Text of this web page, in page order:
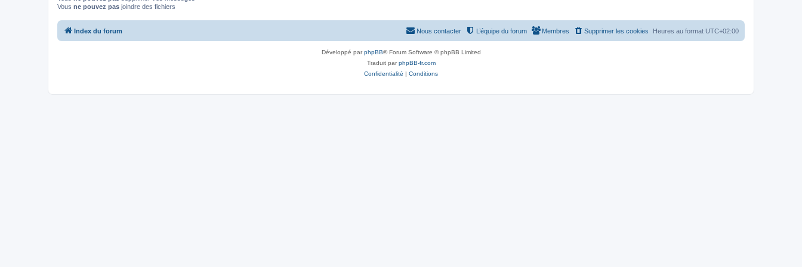
Vous ne pouvez pas joindre des fichiers
Index du forum Heures au format UTC+02:00
Supprimer les cookies
Membres
L’équipe du forum
Nous contacter
Développé parphpBB® Forum Software © phpBB Limited
Traduit parphpBB-fr.com
Confidentialité | Conditions